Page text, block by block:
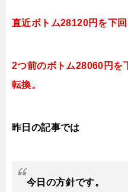
直近ボトム28120円を下
2つ前のボトム28060円を
転換。
昨日の記事では
今日 の方針です。